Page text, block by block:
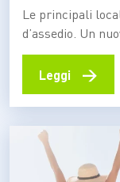
Le principali
d’assedio. Un
l’impatto del
ambiente,
L’overtourism,
emergendo
sostenibilità del…
Leggi →